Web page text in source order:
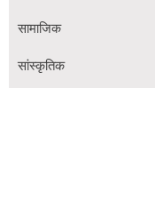
सामाजिक
सांस्कृतिक